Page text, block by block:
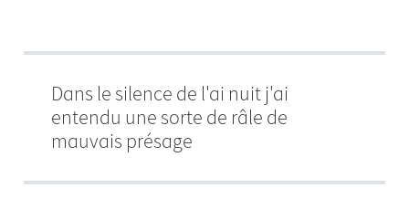
Dans le silence de l'ai nuit j'ai
entendu une sorte de râle de
mauvais présage